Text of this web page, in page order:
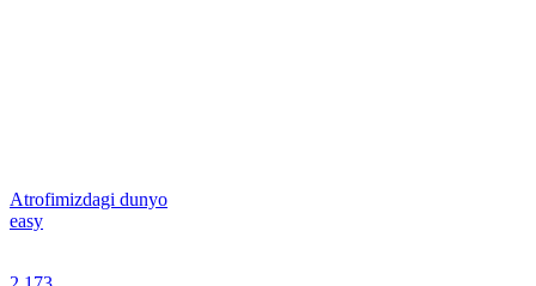
Atrofimizdagi dunyo
easy